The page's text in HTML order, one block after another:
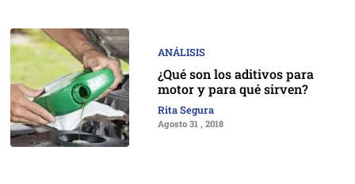
ANÁLISIS
¿Qué son los aditivos para
motor y para qué sirven?
Rita Segura
Agosto 31 , 2018